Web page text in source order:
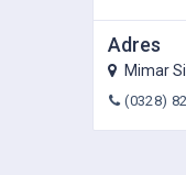
Adres
Mimar
(0328)